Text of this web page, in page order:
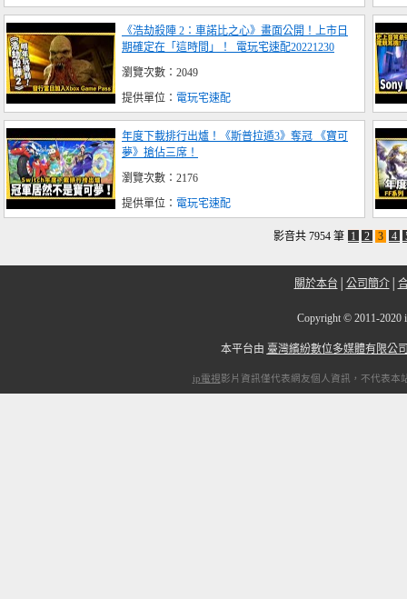
《浩劫殺陣 2：車諾比之心》畫面公開！上市日
期確定在「這時間」！_電玩宅速配20221230
瀏覽次數：2049
提供單位： 電玩宅速配
年度下載排行出爐！《斯普拉遁3》奪冠 《寶可
夢》搶佔三席！
瀏覽次數：2176
提供單位： 電玩宅速配
影音共 7954 筆 1 2 3 4
關於本台 公司簡介│
Copyright © 2011-
本平台由 臺灣繽紛數位多媒體有限公
ip電視影片資訊僅代表網友個人資訊，不代表本